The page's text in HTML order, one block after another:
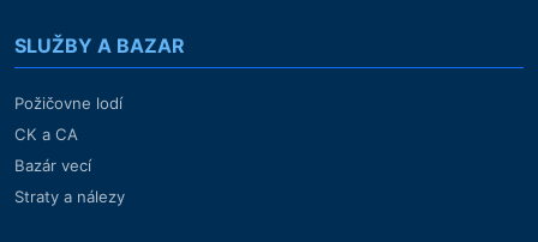
SLUŽBY A BAZAR
Požičovne lodí
CK a CA
Bazár vecí
Straty a nálezy